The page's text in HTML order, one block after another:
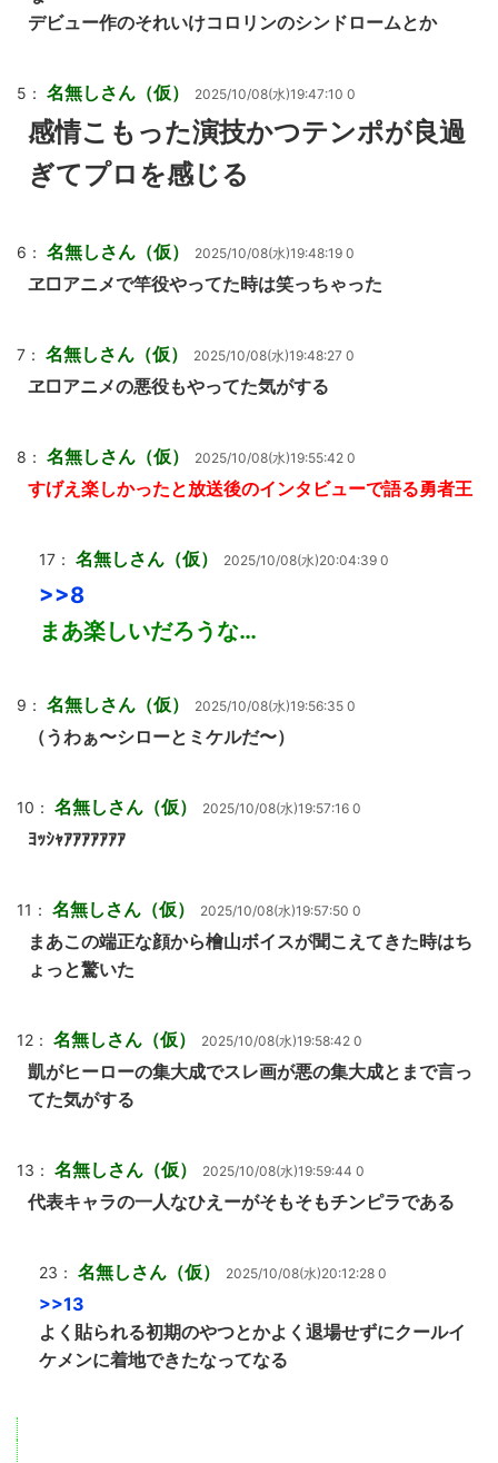
デビュー作のそれいけコロリンのシンドロームとか
5： 名無しさん（仮） 2025/10/08(水)19:47:10 0
感情こもった演技かつテンポが良過
ぎてプロを感じる
6： 名無しさん（仮） 2025/10/08(水)19:48:19 0
ヱ□アニメで竿役やってた時は笑っちゃった
7： 名無しさん（仮） 2025/10/08(水)19:48:27 0
ヱ□アニメの悪役もやってた気がする
8： 名無しさん（仮） 2025/10/08(水)19:55:42 0
すげえ楽しかったと放送後のインタビューで語る勇者王
17： 名無しさん（仮） 2025/10/08(水)20:04:39 0
>>8
まあ楽しいだろうな…
9： 名無しさん（仮） 2025/10/08(水)19:56:35 0
（うわぁ〜シローとミケルだ〜）
10： 名無しさん（仮） 2025/10/08(水)19:57:16 0
ﾖｯｼｬｱｱｱｱｱｱｱ
11： 名無しさん（仮） 2025/10/08(水)19:57:50 0
まあこの端正な顔から檜山ボイスが聞こえてきた時はち
ょっと驚いた
12： 名無しさん（仮） 2025/10/08(水)19:58:42 0
凱がヒーローの集大成でスレ画が悪の集大成とまで言っ
てた気がする
13： 名無しさん（仮） 2025/10/08(水)19:59:44 0
代表キャラの一人なひえーがそもそもチンピラである
23： 名無しさん（仮） 2025/10/08(水)20:12:28 0
>>13
よく貼られる初期のやつとかよく退場せずにクールイ
ケメンに着地できたなってなる